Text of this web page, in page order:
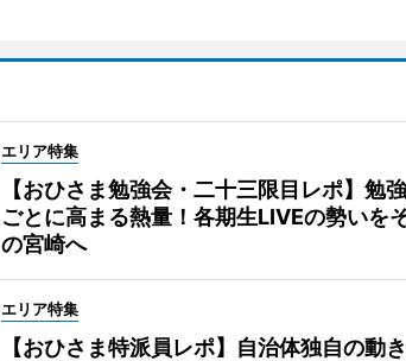
エリア特集
【おひさま勉強会・二十三限目レポ】勉
ごとに高まる熱量！各期生LIVEの勢いを
の宮崎へ
エリア特集
【おひさま特派員レポ】自治体独自の動